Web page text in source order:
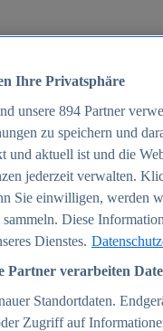
2025
Ihre Privatsphäre
unsere 894 Partner
zu speichern und
und aktuell ist und die
jederzeit verwalten.
Sie einwilligen, werden
Diese
Dienstes.
Partner verarbeiten
Standortdaten.
Zugriff auf